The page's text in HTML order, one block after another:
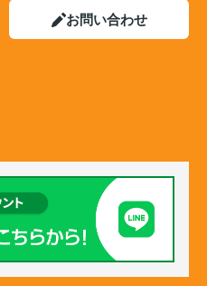
お問い合わせ